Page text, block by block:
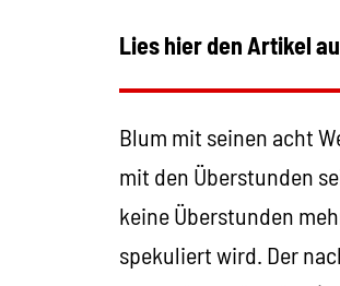
Lies hier den Artikel
Blum mit seinen acht
mit den Überstunden
keine Überstunden
spekuliert wird. Der